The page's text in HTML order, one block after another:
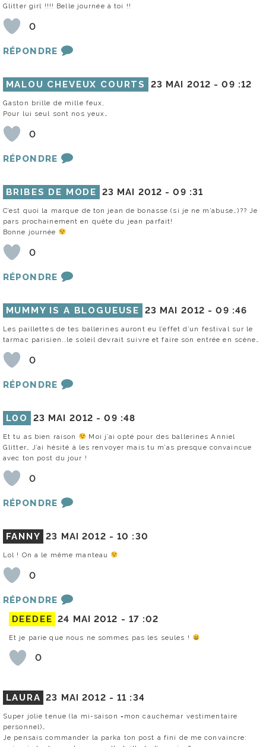
Glitter girl !!!! Belle journée à toi !!
0
RÉPONDRE
MALOU CHEVEUX COURTS 23 MAI 2012 -09 :12
Gaston brille de mille feux,
Pour lui seul sont nos yeux…
0
RÉPONDRE
BRIBES DE MODE 23 MAI 2012 -09 :31
C’est quoi la marque de ton jean de bonasse (si je ne m’abuse…)?? Je
pars prochainement en quête du jean parfait!
Bonne journée
0
RÉPONDRE
MUMMY IS A BLOGUEUSE 23 MAI 2012 -09 :46
Les paillettes de tes ballerines auront eu l’effet d’un festival sur le
tarmac parisien..le soleil devrait suivre et faire son entrée en scène…
0
RÉPONDRE
L0O 23 MAI 2012 -09 :48
Et tu as bien raison
Moi j’ai opté pour des ballerines Anniel
Glitter… J’ai hésité à les renvoyer mais tu m’as presque convaincue
avec ton post du jour !
0
RÉPONDRE
FANNY 23 MAI 2012 -10 :30
Lol ! On a le même manteau
0
RÉPONDRE
DEEDEE 24 MAI 2012 - 17 :02
Et je parie que nous ne sommes pas les seules !
0
LAURA 23 MAI 2012 -11 :34
Super jolie tenue (la mi-saison =mon cauchemar vestimentaire
personnel)…
Je pensais commander la parka ton post a fini de me convaincre: